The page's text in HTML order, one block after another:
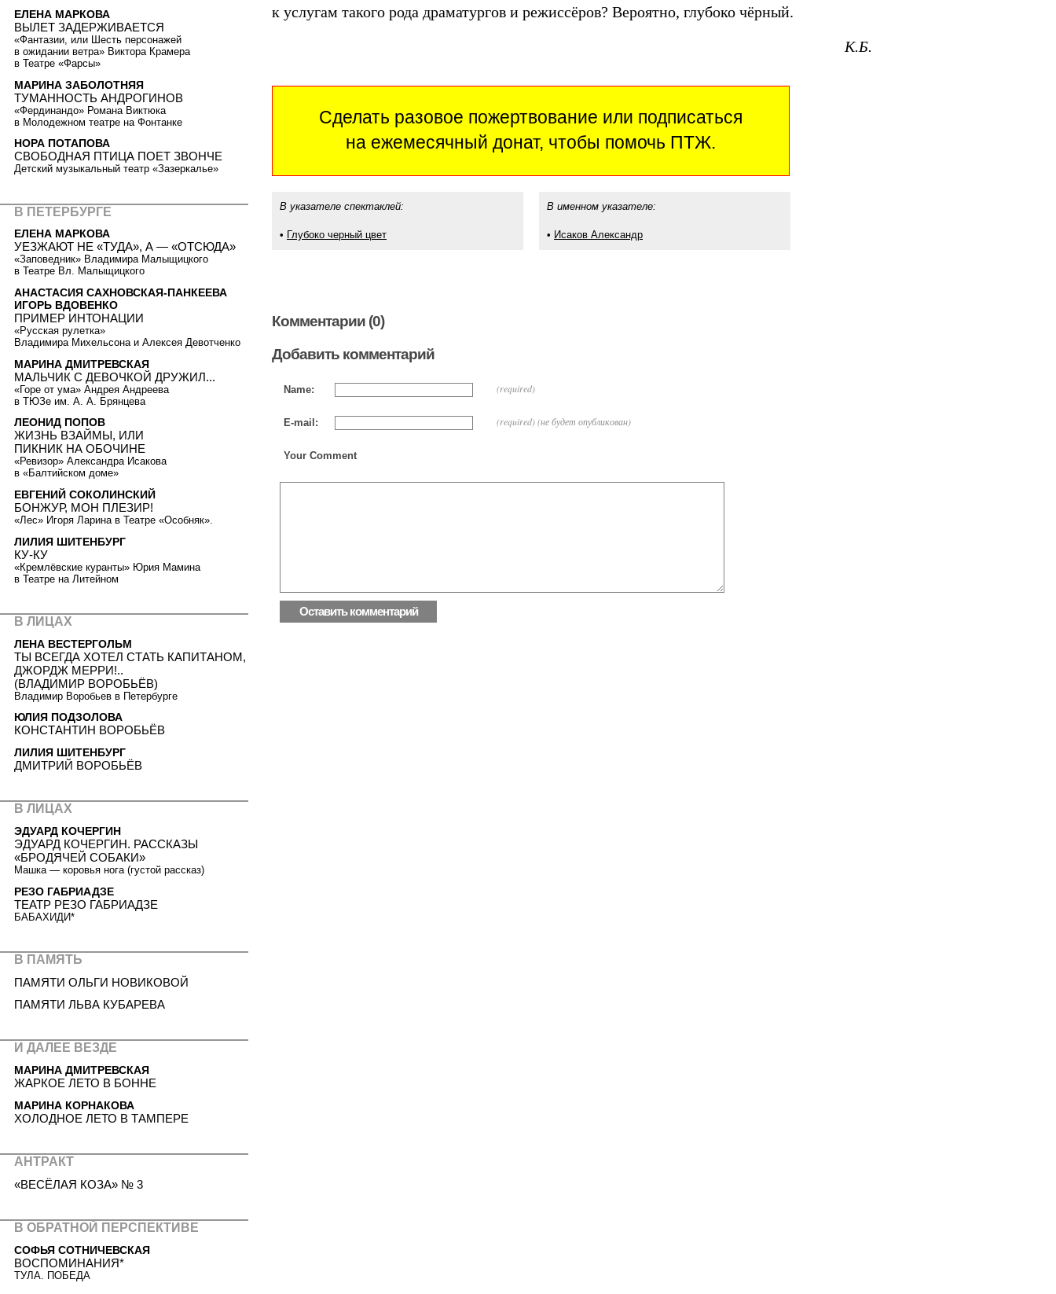
к услугам такого рода драматургов и режиссёров? Вероятно, глубоко чёрный.
К.Б.
Сделать разовое пожертвование или подписаться
на ежемесячный донат, чтобы помочь ПТЖ.
В указателе спектаклей:
• Глубоко черный цвет
В именном указателе:
• Исаков Александр
Комментарии (0)
Добавить комментарий
Name: (required)
E-mail: (required) (не будет опубликован)
Your Comment
ЕЛЕНА МАРКОВА
ВЫЛЕТ ЗАДЕРЖИВАЕТСЯ
«Фантазии, или Шесть персонажей
в ожидании ветра» Виктора Крамера
в Театре «Фарсы»
МАРИНА ЗАБОЛОТНЯЯ
ТУМАННОСТЬ АНДРОГИНОВ
«Фердинандо» Романа Виктюка
в Молодежном театре на Фонтанке
НОРА ПОТАПОВА
СВОБОДНАЯ ПТИЦА ПОЕТ ЗВОНЧЕ
Детский музыкальный театр «Зазеркалье»
В ПЕТЕРБУРГЕ
ЕЛЕНА МАРКОВА
УЕЗЖАЮТ НЕ «ТУДА», А — «ОТСЮДА»
«Заповедник» Владимира Малыщицкого
в Театре Вл. Малыщицкого
АНАСТАСИЯ САХНОВСКАЯ-ПАНКЕЕВА
ИГОРЬ ВДОВЕНКО
ПРИМЕР ИНТОНАЦИИ
«Русская рулетка»
Владимира Михельсона и Алексея Девотченко
МАРИНА ДМИТРЕВСКАЯ
МАЛЬЧИК С ДЕВОЧКОЙ ДРУЖИЛ...
«Горе от ума» Андрея Андреева
в ТЮЗе им. А. А. Брянцева
ЛЕОНИД ПОПОВ
ЖИЗНЬ ВЗАЙМЫ, ИЛИ
ПИКНИК НА ОБОЧИНЕ
«Ревизор» Александра Исакова
в «Балтийском доме»
ЕВГЕНИЙ СОКОЛИНСКИЙ
БОНЖУР, МОН ПЛЕЗИР!
«Лес» Игоря Ларина в Театре «Особняк».
ЛИЛИЯ ШИТЕНБУРГ
КУ-КУ
«Кремлёвские куранты» Юрия Мамина
в Театре на Литейном
В ЛИЦАХ
ЛЕНА ВЕСТЕРГОЛЬМ
ТЫ ВСЕГДА ХОТЕЛ СТАТЬ КАПИТАНОМ,
ДЖОРДЖ МЕРРИ!..
(ВЛАДИМИР ВОРОБЬЁВ)
Владимир Воробьев в Петербурге
ЮЛИЯ ПОДЗОЛОВА
КОНСТАНТИН ВОРОБЬЁВ
ЛИЛИЯ ШИТЕНБУРГ
ДМИТРИЙ ВОРОБЬЁВ
В ЛИЦАХ
ЭДУАРД КОЧЕРГИН
ЭДУАРД КОЧЕРГИН. РАССКАЗЫ
«БРОДЯЧЕЙ СОБАКИ»
Машка — коровья нога (густой рассказ)
РЕЗО ГАБРИАДЗЕ
ТЕАТР РЕЗО ГАБРИАДЗЕ
БАБАХИДИ*
В ПАМЯТЬ
ПАМЯТИ ОЛЬГИ НОВИКОВОЙ
ПАМЯТИ ЛЬВА КУБАРЕВА
И ДАЛЕЕ ВЕЗДЕ
МАРИНА ДМИТРЕВСКАЯ
ЖАРКОЕ ЛЕТО В БОННЕ
МАРИНА КОРНАКОВА
ХОЛОДНОЕ ЛЕТО В ТАМПЕРЕ
АНТРАКТ
«ВЕСЁЛАЯ КОЗА» № 3
В ОБРАТНОЙ ПЕРСПЕКТИВЕ
СОФЬЯ СОТНИЧЕВСКАЯ
ВОСПОМИНАНИЯ*
ТУЛА. ПОБЕДА